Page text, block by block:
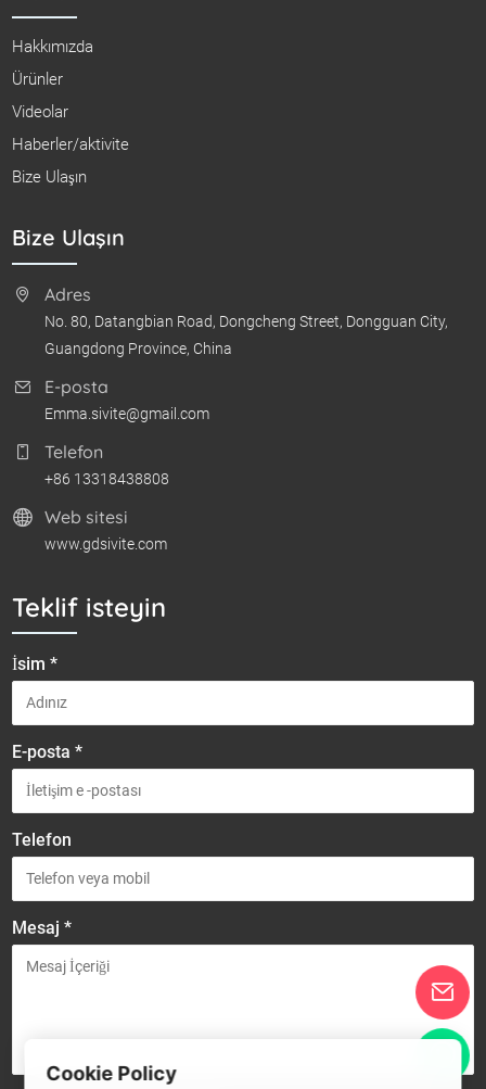
Hakkımızda
Ürünler
Videolar
Haberler/aktivite
Bize Ulaşın
Bize Ulaşın
Adres
No. 80, Datangbian Road, Dongcheng Street, Dongguan City,
Guangdong Province, China
E-posta
Emma.sivite@gmail.com
Telefon
+86 13318438808
Web sitesi
www.gdsivite.com
Teklif isteyin
İsim *
E-posta *
Telefon
Mesaj *
Cookie Policy